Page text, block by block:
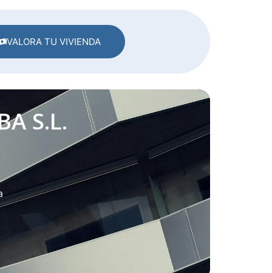
VALORA TU VIVIENDA
S.L.